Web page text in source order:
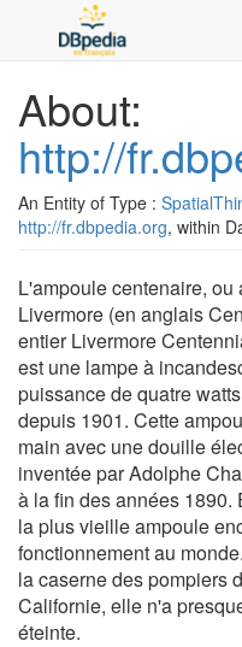
About:
http://
An Entity of Type :
http://fr.dbpedia.org, within
L'ampoule centenaire, ou
Livermore (en anglais
entier Livermore
est une lampe à
puissance de quatre
depuis 1901. Cette
main avec une douille
inventée par Adolphe
à la fin des années 1890.
la plus vieille ampoule
fonctionnement au
la caserne des pompiers
Californie, elle n'a
éteinte.